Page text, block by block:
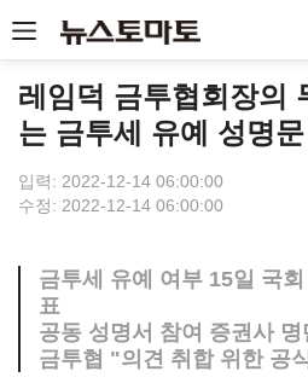
레임덕 금투협회장의
는 금투세 유예 성명문
입력: 2022-12-14 06:00:00
수정: 2022-12-14 06:00:00
금투세 유예 여부 15일 국
표
공동 성명서 참여 증권사 명
금투협 "의견 취합 위한 공